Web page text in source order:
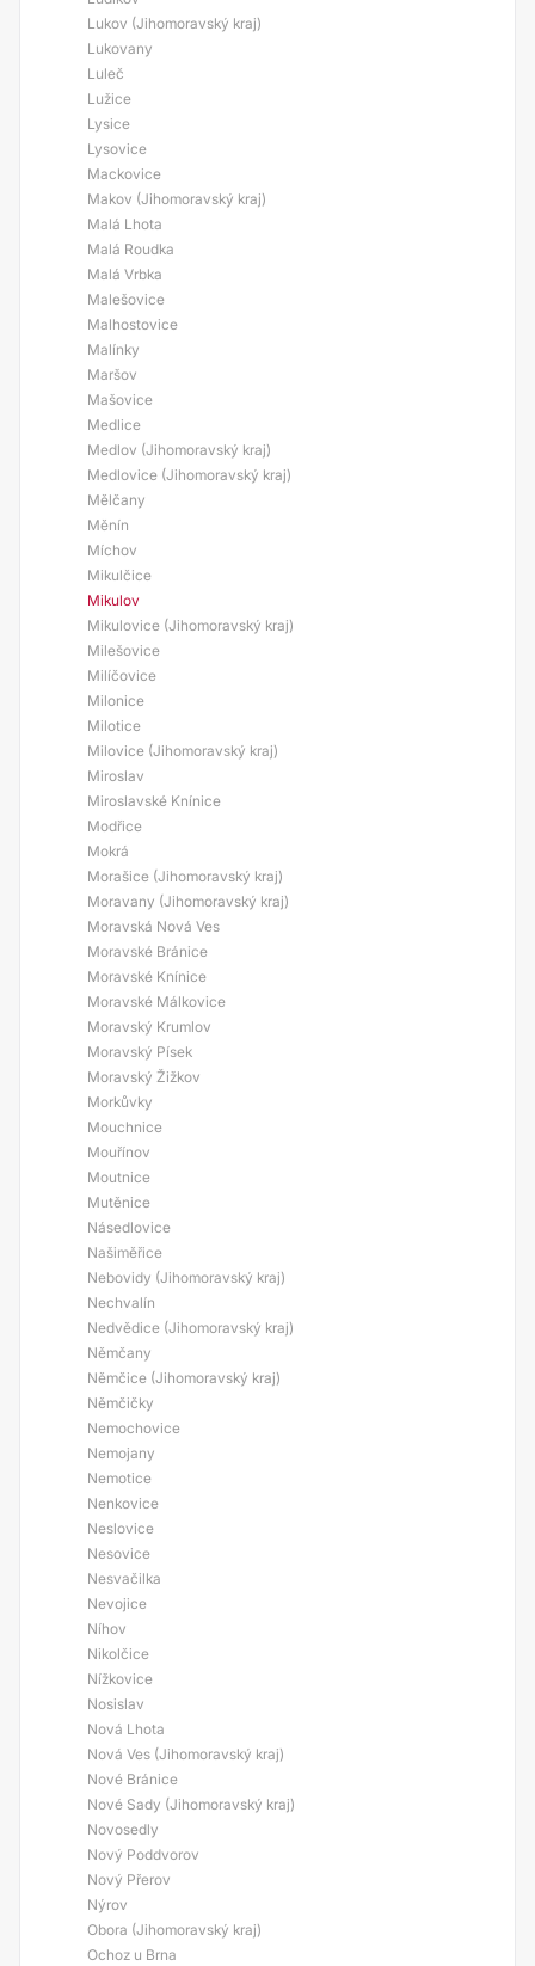
Lukov (Jihomoravský kraj)
Lukovany
Luleč
Lužice
Lysice
Lysovice
Mackovice
Makov (Jihomoravský kraj)
Malá Lhota
Malá Roudka
Malá Vrbka
Malešovice
Malhostovice
Malínky
Maršov
Mašovice
Medlice
Medlov (Jihomoravský kraj)
Medlovice (Jihomoravský kraj)
Mělčany
Měnín
Míchov
Mikulčice
Mikulov
Mikulovice (Jihomoravský kraj)
Milešovice
Milíčovice
Milonice
Milotice
Milovice (Jihomoravský kraj)
Miroslav
Miroslavské Knínice
Modřice
Mokrá
Morašice (Jihomoravský kraj)
Moravany (Jihomoravský kraj)
Moravská Nová Ves
Moravské Bránice
Moravské Knínice
Moravské Málkovice
Moravský Krumlov
Moravský Písek
Moravský Žižkov
Morkůvky
Mouchnice
Mouřínov
Moutnice
Mutěnice
Násedlovice
Našiměřice
Nebovidy (Jihomoravský kraj)
Nechvalín
Nedvědice (Jihomoravský kraj)
Němčany
Němčice (Jihomoravský kraj)
Němčičky
Nemochovice
Nemojany
Nemotice
Nenkovice
Neslovice
Nesovice
Nesvačilka
Nevojice
Níhov
Nikolčice
Nížkovice
Nosislav
Nová Lhota
Nová Ves (Jihomoravský kraj)
Nové Bránice
Nové Sady (Jihomoravský kraj)
Novosedly
Nový Poddvorov
Nový Přerov
Nýrov
Obora (Jihomoravský kraj)
Ochoz u Brna